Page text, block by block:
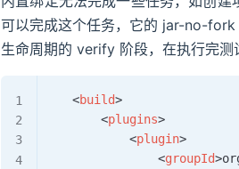
可以完成这个任务，它的 jar-no-
生命周期的 verify 阶段，在执行完测
<build>
<plugins>
<plugin>
<groupId>